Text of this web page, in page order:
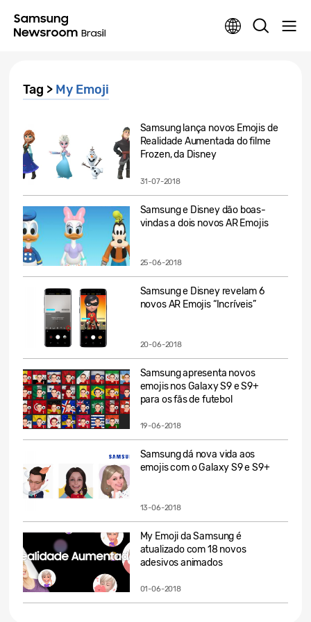
Tag > My Emoji
Samsung lança novos Emojis de
Realidade Aumentada do filme
Frozen, da Disney
31-07-2018
Samsung e Disney dão boas-
vindas a dois novos AR Emojis
25-06-2018
Samsung e Disney revelam 6
novos AR Emojis “Incríveis”
20-06-2018
Samsung apresenta novos
emojis nos Galaxy S9 e S9+
para os fãs de futebol
19-06-2018
Samsung dá nova vida aos
emojis com o Galaxy S9 e S9+
13-06-2018
My Emoji da Samsung é
atualizado com 18 novos
adesivos animados
01-06-2018